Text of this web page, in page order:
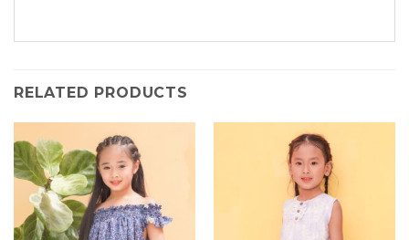
RELATED PRODUCTS